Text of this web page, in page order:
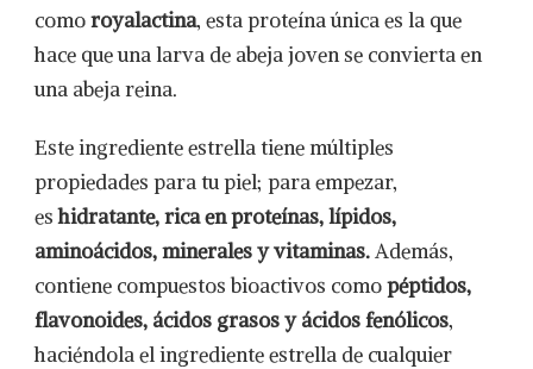
comoroyalactina, esta proteína única es la que
hace que una larva de abeja joven se convierta en
una abeja reina.
Este ingrediente estrella tiene múltiples
propiedades para tu piel; para empezar,
eshidratante, rica en proteínas, lípidos,
aminoácidos, minerales y vitaminas.Además,
contiene compuestos bioactivos comopéptidos,
flavonoides, ácidos grasos y ácidos fenólicos,
haciéndola el ingrediente estrella de cualquier